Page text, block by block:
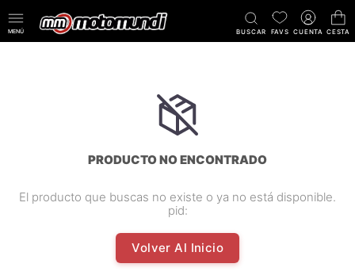
MENÚ BUSCAR FAVS CUENTA CESTA
PRODUCTO NO ENCONTRADO
El producto que buscas no existe o ya no está disponible.
pid:
Volver Al Inicio